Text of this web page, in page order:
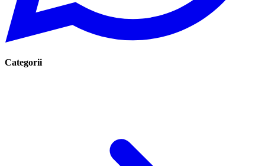
Categorii